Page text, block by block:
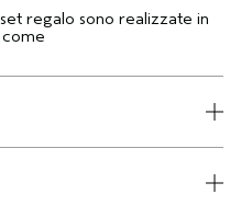
regalo sono realizzate in